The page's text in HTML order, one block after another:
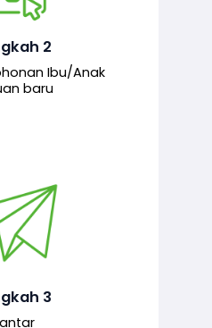
2
Ibu/Anak
baru
pendaftaran
sistem.
3
lengkap dihantar
semakan dan